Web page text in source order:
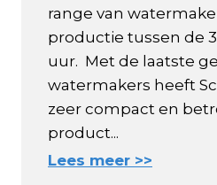
range van
productie tussen de
uur. Met de laatste
watermakers heeft
zeer compact en
product...
Lees meer >>